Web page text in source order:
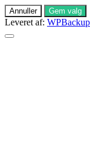
Annuller Gem valg
Leveret af: